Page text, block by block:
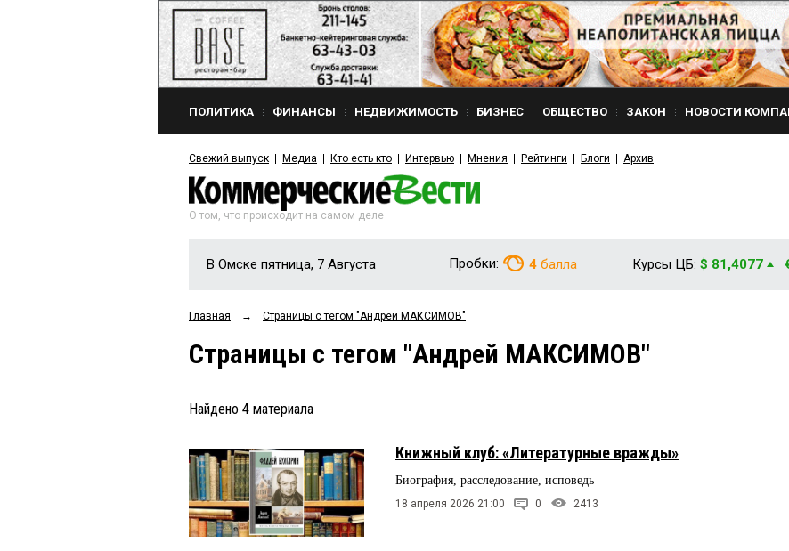
ПОЛИТИКА ФИНАНСЫ НЕДВИЖИМОСТЬ БИЗНЕС ОБЩЕСТВО ЗАКОН НОВОСТИ
Свежий выпуск Медиа Кто есть кто Интервью Мнения Рейтинги Блоги Архив
О том, что происходит на самом деле
В Омске пятница, 7 Августа Пробки: 4 балла Курсы ЦБ: $ 81,4077
Главная → Страницы c тегом "Андрей МАКСИМОВ"
Страницы c тегом "Андрей МАКСИМОВ"
Найдено 4 материала
Книжный клуб: «Литературные вражды»
Биография, расследование, исповедь
18 апреля 2026 21:00 0 2413